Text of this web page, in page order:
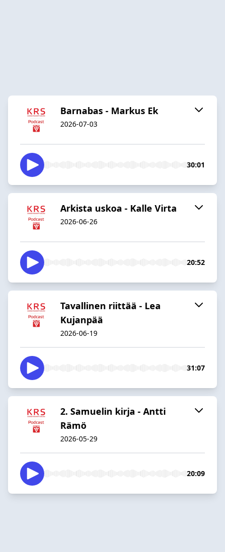
Barnabas - Markus Ek
2026-07-03
30:01
Arkista uskoa - Kalle Virta
2026-06-26
20:52
Tavallinen riittää - Lea
Kujanpää
2026-06-19
31:07
2. Samuelin kirja - Antti
Rämö
2026-05-29
20:09